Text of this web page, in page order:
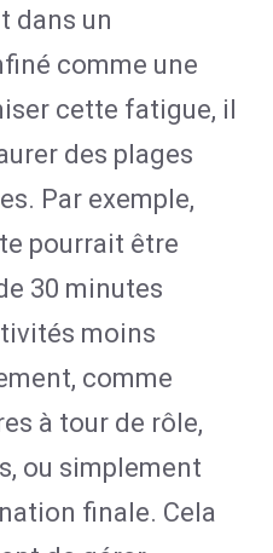
dans un
comme une
cette fatigue, il
des plages
Par exemple,
pourrait être
30 minutes
moins
comme
à tour de rôle,
ou simplement
finale. Cela